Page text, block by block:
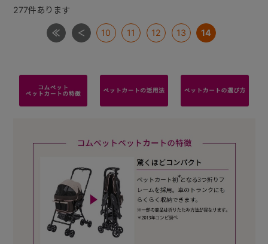
277件あります
10 11 12 13 14